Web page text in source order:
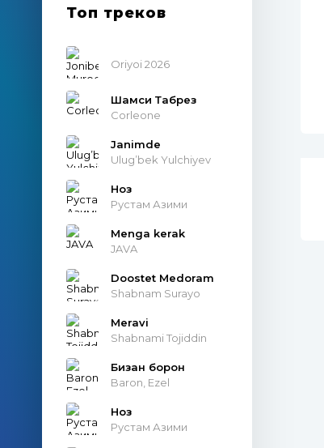
Топ треков
Oriyoi 2026
Шамси Табрез
Corleone
Janimde
Ulug’bek Yulchiyev
Ноз
Рустам Азими
Menga kerak
JAVA
Doostet Medoram
Shabnam Surayo
Meravi
Shabnami Tojiddin
Бизан борон
Baron, Ezel
Ноз
Рустам Азими